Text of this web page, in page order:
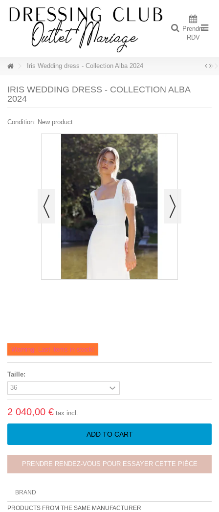
Prendre
RDV
Iris Wedding dress - Collection Alba 2024
IRIS WEDDING DRESS - COLLECTION ALBA
2024
Condition: New product
Warning: Last items in stock!
Taille:
2 040,00 € tax incl.
ADD TO CART
PRENDRE RENDEZ-VOUS POUR ESSAYER CETTE PIÈCE
BRAND
PRODUCTS FROM THE SAME MANUFACTURER